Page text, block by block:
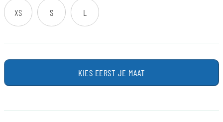
XS S L
KIES EERST JE MAAT